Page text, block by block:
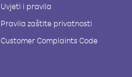
Uvjeti i pravila
Pravila zaštite privatnosti
Customer Complaints Code